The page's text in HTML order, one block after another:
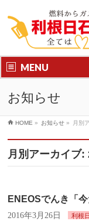
MENU
お知らせ
HOME » お知らせ » 月別
月別アーカイブ:
ENEOSでんき「
2016年3月26日 利根